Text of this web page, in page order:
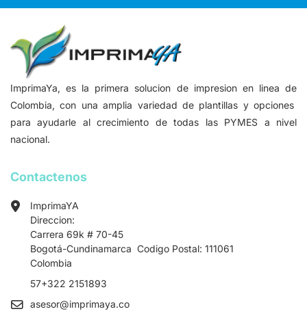
ImprimaYa, es la primera solucion de impresion en linea de
Colombia, con una amplia variedad de plantillas y opciones
para ayudarle al crecimiento de todas las PYMES a nivel
nacional.
Contactenos
ImprimaYA
Direccion:
Carrera 69k # 70-45
Bogotá-Cundinamarca Codigo Postal: 111061
Colombia
57+322 2151893
asesor@imprimaya.co